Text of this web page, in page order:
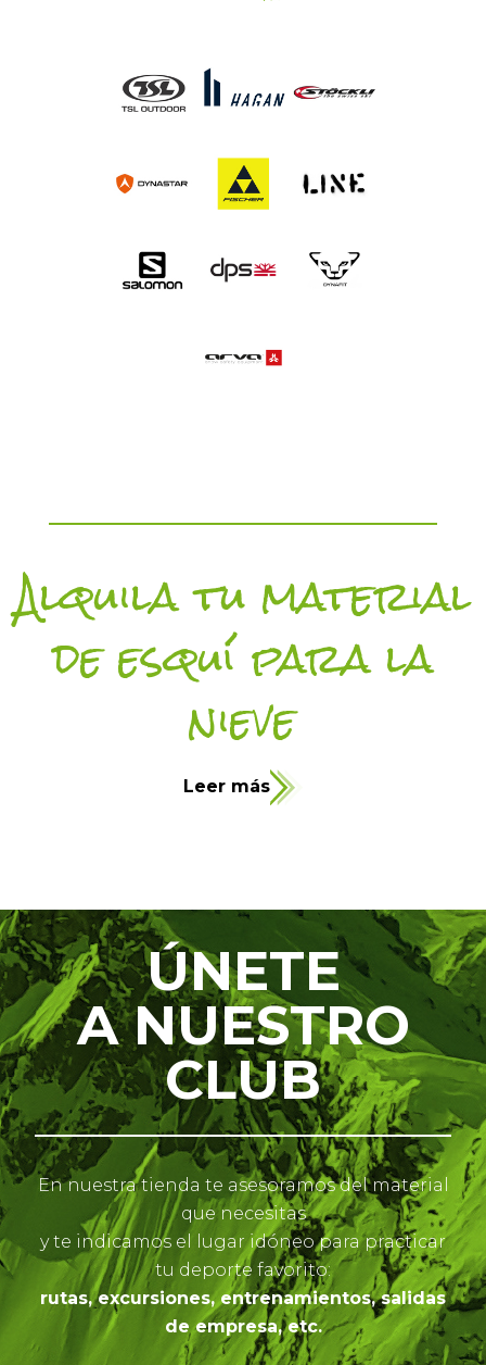
Alquila tu material
de esquí para la
nieve
Leer más
ÚNETE
A NUESTRO
CLUB
En nuestra tienda te asesoramos del material
que necesitas
y te indicamos el lugar idóneo para practicar
tu deporte favorito:
rutas, excursiones, entrenamientos, salidas
de empresa, etc.